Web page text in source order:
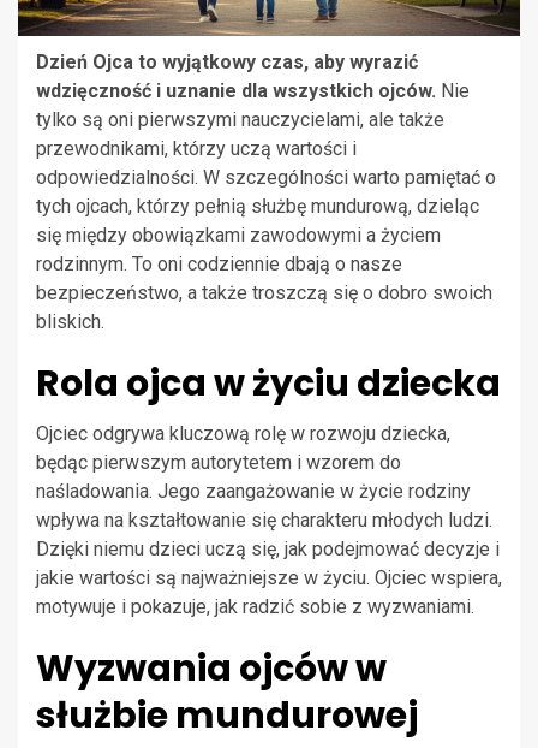
Dzień Ojca to wyjątkowy czas, aby wyrazić
wdzięczność i uznanie dla wszystkich ojców. Nie
tylko są oni pierwszymi nauczycielami, ale także
przewodnikami, którzy uczą wartości i
odpowiedzialności. W szczególności warto pamiętać o
tych ojcach, którzy pełnią służbę mundurową, dzieląc
się między obowiązkami zawodowymi a życiem
rodzinnym. To oni codziennie dbają o nasze
bezpieczeństwo, a także troszczą się o dobro swoich
bliskich.
Rola ojca w życiu dziecka
Ojciec odgrywa kluczową rolę w rozwoju dziecka,
będąc pierwszym autorytetem i wzorem do
naśladowania. Jego zaangażowanie w życie rodziny
wpływa na kształtowanie się charakteru młodych ludzi.
Dzięki niemu dzieci uczą się, jak podejmować decyzje i
jakie wartości są najważniejsze w życiu. Ojciec wspiera,
motywuje i pokazuje, jak radzić sobie z wyzwaniami.
Wyzwania ojców w
służbie mundurowej